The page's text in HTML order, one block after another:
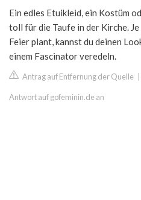
Ein edles Etuikleid, ein Kostüm
toll für die Taufe in der Kirche.
Feier plant, kannst du deinen
einem Fascinator veredeln.
Antrag auf Entfernung der Quelle
Antwort auf gofeminin.de an